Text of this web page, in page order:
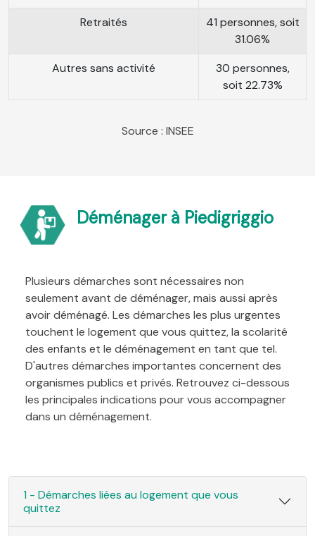
Retraités
41 personnes, soit
31.06%
Autres sans activité
30 personnes,
soit 22.73%
Source : INSEE
Déménager à Piedigriggio
Plusieurs démarches sont nécessaires non
seulement avant de déménager, mais aussi après
avoir déménagé. Les démarches les plus urgentes
touchent le logement que vous quittez, la scolarité
des enfants et le déménagement en tant que tel.
D'autres démarches importantes concernent des
organismes publics et privés. Retrouvez ci-dessous
les principales indications pour vous accompagner
dans un déménagement.
1 - Démarches liées au logement que vous
quittez